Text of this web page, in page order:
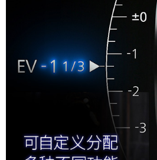
控制环功能可自定义，可以将原
镜头控制环加之
不仅如此，镜头
手动对焦速度也可根据需